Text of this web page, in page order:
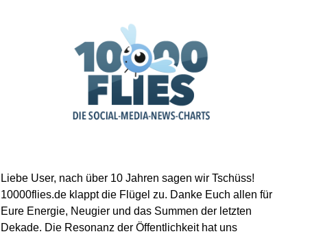
Liebe User, nach über 10 Jahren sagen wir Tschüss!
10000flies.de klappt die Flügel zu. Danke Euch allen für
Eure Energie, Neugier und das Summen der letzten
Dekade. Die Resonanz der Öffentlichkeit hat uns